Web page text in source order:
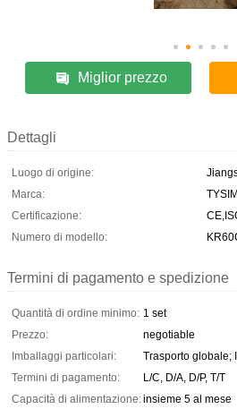
Miglior prezzo
Dettagli
Luogo di origine:
Marca:
TYSIM
Certificazione:
Numero di modello:
Termini di pagamento e spedizione
Quantità di ordine minimo: 1 set
Prezzo:
negotiable
Imballaggi particolari:
Trasporto globale;
Termini di pagamento:
L/C, D/A, D/P, T/T
Capacità di alimentazione:insieme 5 al mese